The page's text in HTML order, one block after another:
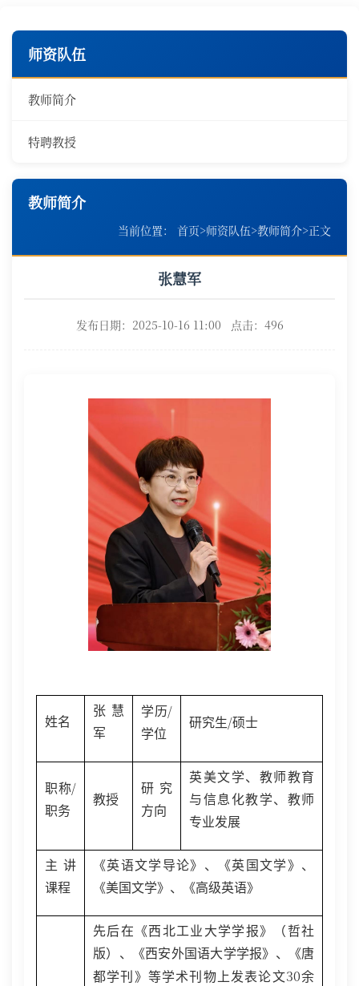
师资队伍
教师简介
特聘教授
教师简介
当前位置： 首页>师资队伍>教师简介>正文
张慧军
发布日期：2025-10-16 11:00 点击： 496
姓名
张慧
军
学历/
学位
研究生/硕士
职称/
职务
教授
研究
方向
英美文学、教师教育
与信息化教学、教师
专业发展
主讲
课程
《英语文学导论》、《英国文学》、
《美国文学》、《高级英语》
先后在《西北工业大学学报》（哲社
版）、《西安外国语大学学报》、《唐
都学刊》等学术刊物上发表论文30余